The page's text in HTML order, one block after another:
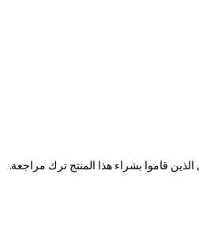
قاموا بشراء هذا المنتج ترك مراجعة.